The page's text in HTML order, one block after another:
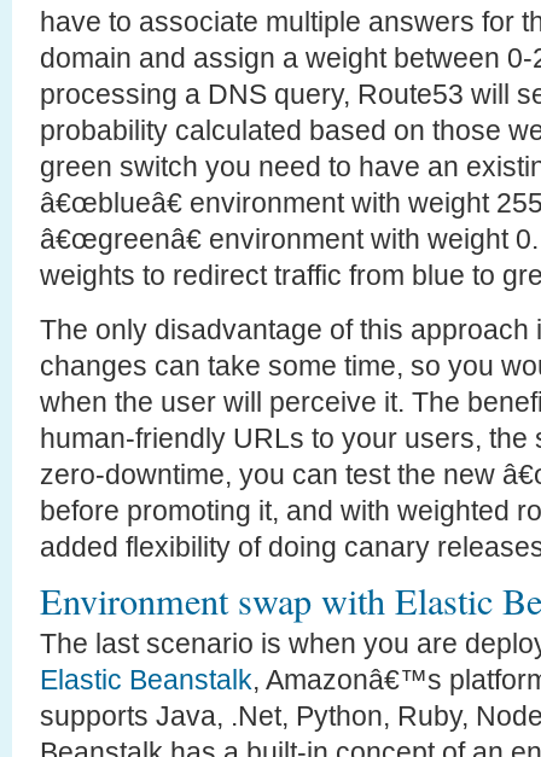
have to associate multiple answers for
domain and assign a weight between
processing a DNS query, Route53 will
probability calculated based on those
green switch you need to have an
â€œblueâ€ environment with weight
â€œgreenâ€ environment with weight
weights to redirect traffic from blue to
The only disadvantage of this approach
changes can take some time, so you
when the user will perceive it. The
human-friendly URLs to your users,
zero-downtime, you can test the new
before promoting it, and with weighted
added flexibility of doing canary
Environment swap with Elastic
The last scenario is when you are
Elastic Beanstalk, Amazonâ€™s
supports Java, .Net, Python, Ruby,